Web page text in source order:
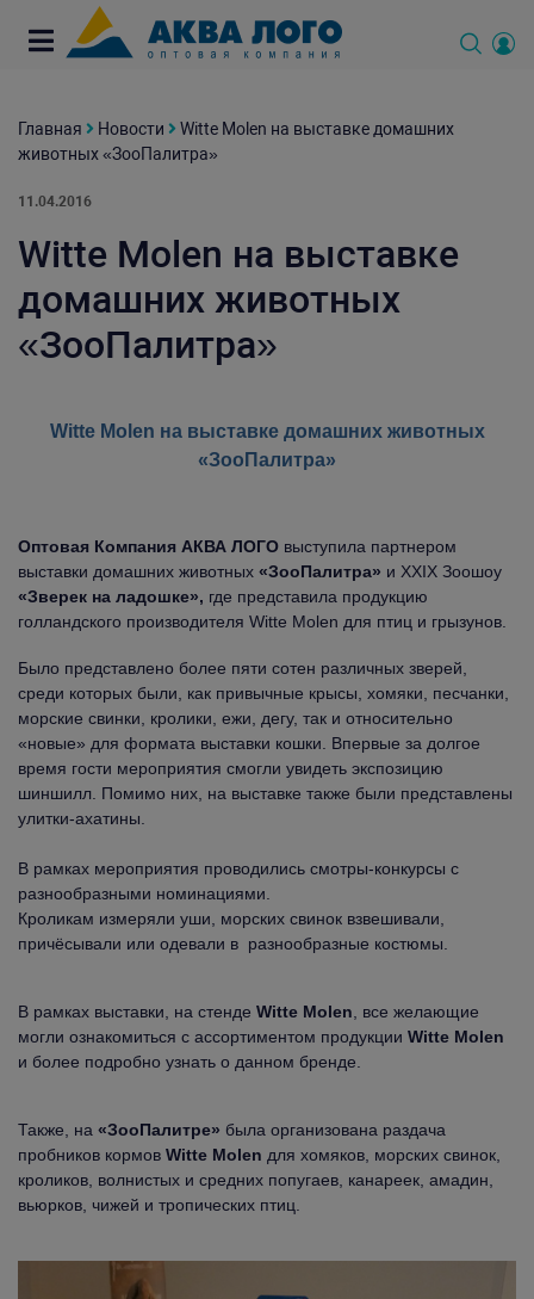
Главная Новости
Witte Molen на выставке домашних
животных «ЗооПалитра»
11.04.2016
Witte Molen на выставке
домашних животных
«ЗооПалитра»
Witte Molen на выставке домашних животных
«ЗооПалитра»
Оптовая Компания АКВА ЛОГО выступила партнером
выставки домашних животных «ЗооПалитра» и XXIX Зоошоу
«Зверек на ладошке», где представила продукцию
голландского производителя Witte Molen для птиц и грызунов.
Было представлено более пяти сотен различных зверей,
среди которых были, как привычные крысы, хомяки, песчанки,
морские свинки, кролики, ежи, дегу, так и относительно
«новые» для формата выставки кошки. Впервые за долгое
время гости мероприятия смогли увидеть экспозицию
шиншилл. Помимо них, на выставке также были представлены
улитки-ахатины.
В рамках мероприятия проводились смотры-конкурсы с
разнообразными номинациями.
Кроликам измеряли уши, морских свинок взвешивали,
причёсывали или одевали в разнообразные костюмы.
В рамках выставки, на стенде Witte Molen , все желающие
могли ознакомиться с ассортиментом продукции Witte Molen
и более подробно узнать о данном бренде.
Также, на «ЗооПалитре» была организована раздача
пробников кормов Witte Molen для хомяков, морских свинок,
кроликов, волнистых и средних попугаев, канареек, амадин,
вьюрков, чижей и тропических птиц.